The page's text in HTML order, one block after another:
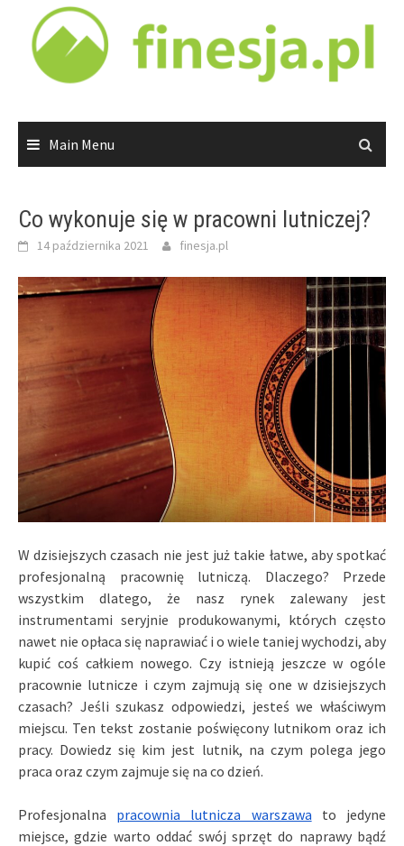
content
Main Menu
Co wykonuje się w pracowni lutniczej?
14 października 2021 finesja.pl
W dzisiejszych czasach nie jest już takie łatwe, aby spotkać
profesjonalną pracownię lutniczą. Dlaczego? Przede
wszystkim dlatego, że nasz rynek zalewany jest
instrumentami seryjnie produkowanymi, których często
nawet nie opłaca się naprawiać i o wiele taniej wychodzi, aby
kupić coś całkiem nowego. Czy istnieją jeszcze w ogóle
pracownie lutnicze i czym zajmują się one w dzisiejszych
czasach? Jeśli szukasz odpowiedzi, jesteś we właściwym
miejscu. Ten tekst zostanie poświęcony lutnikom oraz ich
pracy. Dowiedz się kim jest lutnik, na czym polega jego
praca oraz czym zajmuje się na co dzień.
Profesjonalna pracownia lutnicza warszawa to jedyne
miejsce, gdzie warto oddać swój sprzęt do naprawy bądź